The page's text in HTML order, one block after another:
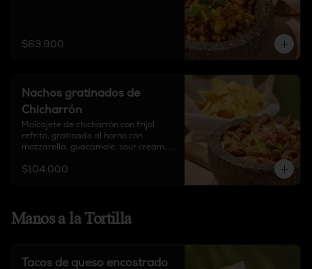
$63.900
Nachos gratinados de
Chicharrón
Molcajete de chicharrón con frijol
refrito, gratinado al horno con
mozzarella, guacamole, sour cream,
de totopos.
$104.000
Manos a la Tortilla
Tacos de queso encostrado